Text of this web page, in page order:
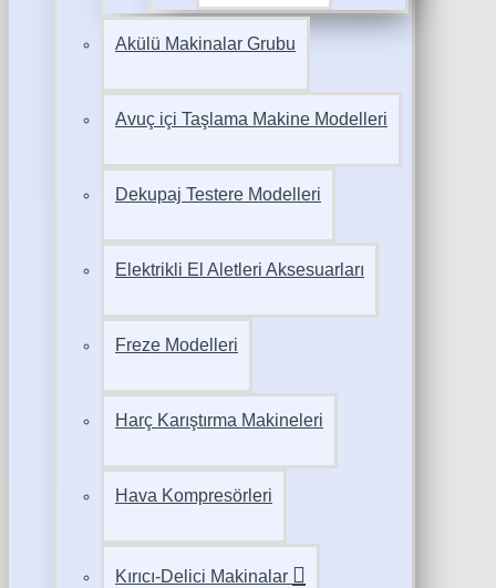
Akülü Makinalar Grubu
Avuç içi Taşlama Makine Modelleri
Dekupaj Testere Modelleri
Elektrikli El Aletleri Aksesuarları
Freze Modelleri
Harç Karıştırma Makineleri
Hava Kompresörleri
Kırıcı-Delici Makinalar